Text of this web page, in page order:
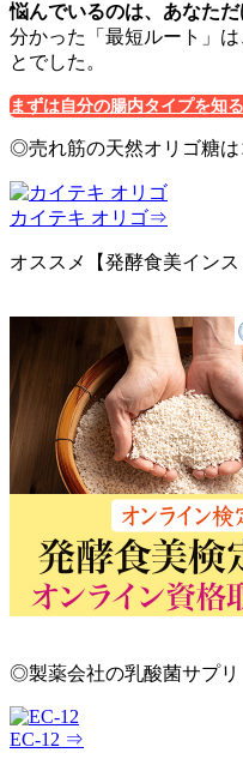
悩んでいるのは、あなただ
分かった「最短ルート」
とでした。
まずは自分の腸内タイプを知る
◎売れ筋の天然オリゴ糖は
カイテキ オリゴ⇒
オススメ【発酵食美イン
◎製薬会社の乳酸菌サプリ
EC-12 ⇒